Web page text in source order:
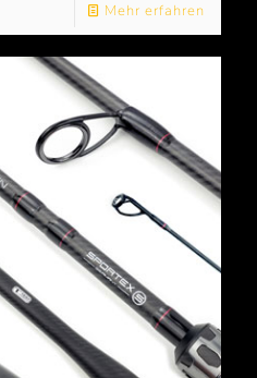
Mehr erfahren